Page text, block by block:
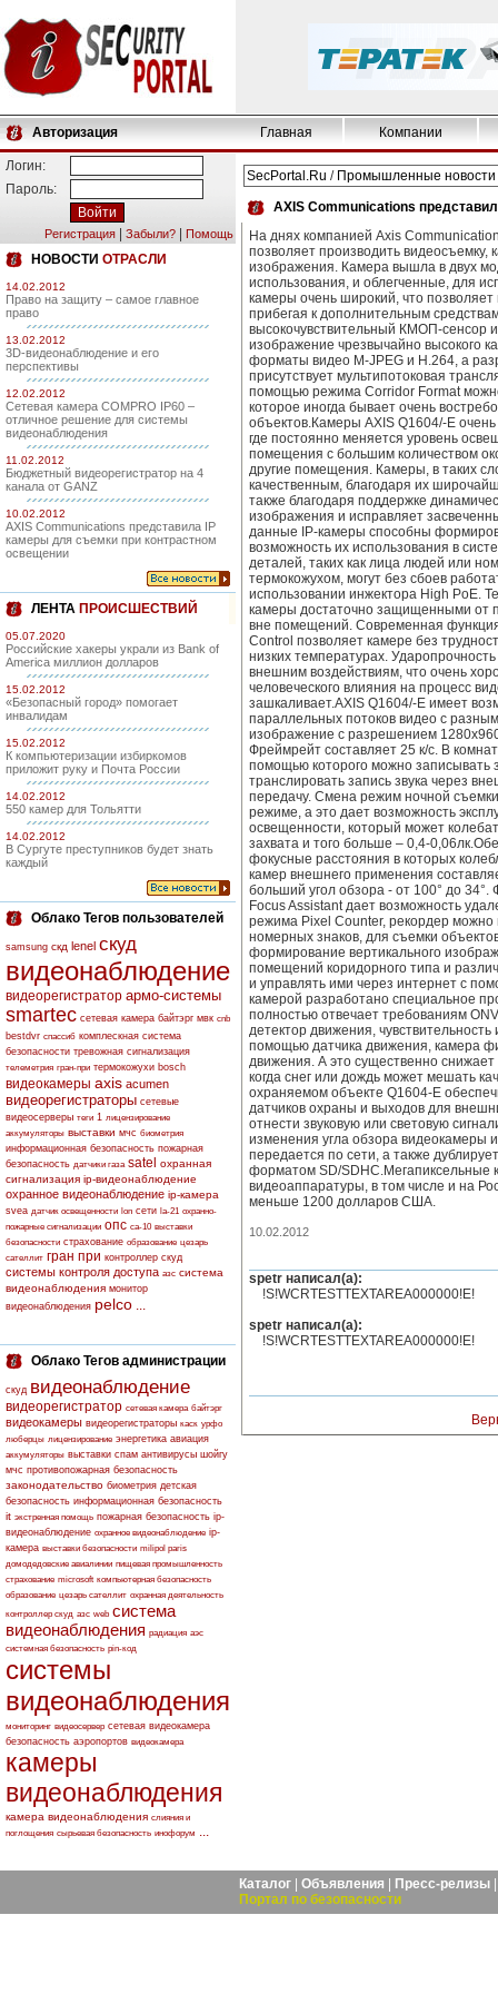
Авторизация Главная Компании
Логин:
Пароль:
Регистрация Забыли? Помощь
НОВОСТИ ОТРАСЛИ
14.02.2012
Право на защиту – самое главное
право
13.02.2012
3D-видеонаблюдение и его
перспективы
12.02.2012
Сетевая камера COMPRO IP60 –
отличное решение для системы
видеонаблюдения
11.02.2012
Бюджетный видеорегистратор на 4
канала от GANZ
10.02.2012
AXIS Communications представила IP
камеры для съемки при контрастном
освещении
ЛЕНТА ПРОИСШЕСТВИЙ
05.07.2020
Российские хакеры украли из Bank of
America миллион долларов
15.02.2012
«Безопасный город» помогает
инвалидам
15.02.2012
К компьютеризации избиркомов
приложит руку и Почта России
14.02.2012
550 камер для Тольятти
14.02.2012
В Сургуте преступников будет знать
каждый
Облако Тегов пользователей
samsung скд lenel скуд
видеонаблюдение
видеорегистратор армо-системы
smartec сетевая камера байтэрг мвк cnb
bestdvr спассиб комплескная система
безопасности тревожная сигнализация
телеметрия гран-при термокожухи bosch
видеокамеры axis acumen
видеорегистраторы сетевые
видеосерверы теги 1 лицензирование
аккумуляторы выставки мчс биометрия
информационная безопасность пожарная
безопасность датчики газа satel
охранная
сигнализация ip-видеонаблюдение
охранное видеонаблюдение ip-камера
svea датчик освещенности lon сети la-21 охранно-
пожарные сигнализации опс са-10 выставки
безопасности страхование образование цезарь
сателлит гран при контроллер скуд
системы контроля доступа азс система
видеонаблюдения монитор
видеонаблюдения pelco ...
Облако Тегов администрации
скуд видеонаблюдение
видеорегистратор сетевая камера байтэрг
видеокамеры видеорегистраторы каск урфо
люберцы лицензирование энергетика авиация
аккумуляторы выставки спам антивирусы шойгу
мчс противопожарная безопасность
законодательство биометрия детская
безопасность информационная безопасность
it экстренная помощь пожарная безопасность ip-
видеонаблюдение охранное видеонаблюдение ip-
камера выставки безопасности milipol paris
домодедовские авиалинии пищевая промышленность
страхование microsoft компьютерная безопасность
образование цезарь сателлит охранная деятельность
контроллер скуд азс web система
видеонаблюдения радиация аэс
системная безопасность pin-код
системы
видеонаблюдения
мониторинг видеосервер сетевая видеокамера
безопасность аэропортов видеокамера
камеры
видеонаблюдения
камера видеонаблюдения слияния и
поглощения сырьевая безопасность инофорум ...
SecPortal.Ru / Промышленные новости
AXIS Communications
На днях компанией Axis
позволяет производить видеосъемку,
изображения. Камера вышла в двух
использования, и облегченные, для
камеры очень широкий, что
прибегая к дополнительным
высокочувствительный КМОП-сенсор
изображение чрезвычайно высокого
форматы видео M-JPEG и H.264, а
присутствует мультипотоковая
помощью режима Corridor Format
которое иногда бывает очень
объектов.Камеры AXIS Q1604/-E
где постоянно меняется уровень
помещения с большим количеством
другие помещения. Камеры, в таких
качественным, благодаря их
также благодаря поддержке
изображения и исправляет
данные IP-камеры способны
возможность их использования в
деталей, таких как лица людей или
термокожухом, могут без сбоев
использовании инжектора High PoE.
камеры достаточно защищенными от
вне помещений. Современная
Control позволяет камере без
низких температурах.
внешним воздействиям, что очень
человеческого влияния на процесс
зашкаливает.AXIS Q1604/-E имеет
параллельных потоков видео с
изображение с разрешением
Фреймрейт составляет 25 к/с. В
помощью которого можно записывать
транслировать запись звука через
передачу. Смена режим ночной
режиме, а это дает возможность
освещенности, который может
захвата и того больше – 0,4-
фокусные расстояния в которых
камер внешнего применения
больший угол обзора - от 100° до 34°.
Focus Assistant дает возможность
режима Pixel Counter, рекордер
номерных знаков, для съемки
формирование вертикального
помещений коридорного типа и
и управлять ими через интернет с
камерой разработано специальное
полностью отвечает требованиям
детектор движения,
помощью датчика движения, камера
движения. А это существенно
когда снег или дождь может мешать
охраняемом объекте Q1604-E
датчиков охраны и выходов для
отнести звуковую или световую
изменения угла обзора видеокамеры
передается по сети, а также
форматом SD/SDHC.Мегапиксельные
видеоаппаратуры, в том числе и на
меньше 1200 долларов США.
10.02.2012
spetr написал(а):
!S!WCRTESTTEXTAREA000000!E!
spetr написал(а):
!S!WCRTESTTEXTAREA000000!E!
Каталог Объявления Пресс-релизы
Портал по безопасности